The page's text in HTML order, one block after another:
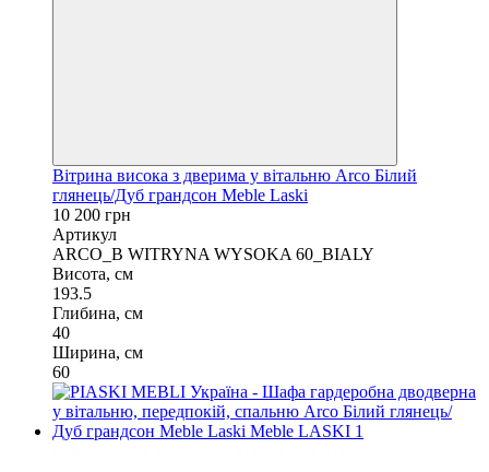
Вітрина висока з дверима у вітальню Arco Білий
глянець/Дуб грандсон Meble Laski
10 200 грн
Артикул
ARCO_B WITRYNA WYSOKA 60_BIALY
Висота, см
193.5
Глибина, см
40
Ширина, см
60